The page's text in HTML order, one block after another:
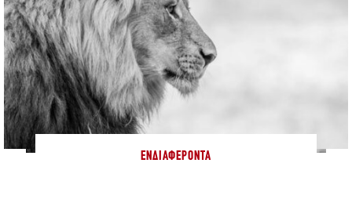
ΕΝΔΙΑΦΈΡΟΝΤΑ